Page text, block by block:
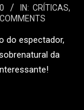
IN: CRÍTICAS,
do espectador,
da